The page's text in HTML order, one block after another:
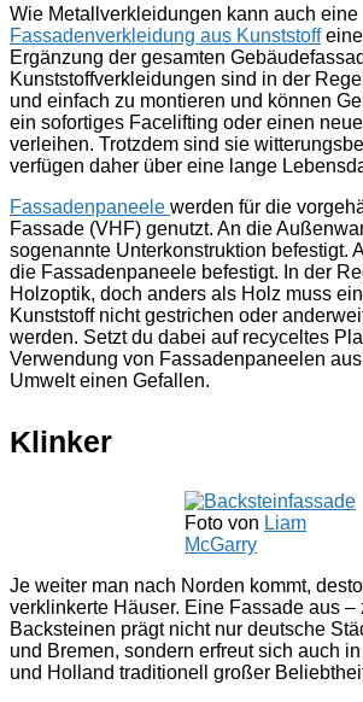
Wie Metallverkleidungen kann auch eine
Fassadenverkleidung aus Kunststoffeine
Ergänzung der gesamten
Kunststoffverkleidungen sind in der
und einfach zu montieren und können
ein sofortiges Facelifting oder einen
verleihen. Trotzdem sind sie
verfügen daher über eine lange
Fassadenpaneele werden für die
Fassade (VHF) genutzt. An die
sogenannte Unterkonstruktion befestigt.
die Fassadenpaneele befestigt. In der
Holzoptik, doch anders als Holz muss
Kunststoff nicht gestrichen oder
werden. Setzt du dabei auf recyceltes
Verwendung von Fassadenpaneelen
Umwelt einen Gefallen.
Klinker
Foto von Liam
McGarry
Je weiter man nach Norden kommt,
verklinkerte Häuser. Eine Fassade aus –
Backsteinen prägt nicht nur deutsche
und Bremen, sondern erfreut sich auch
und Holland traditionell großer